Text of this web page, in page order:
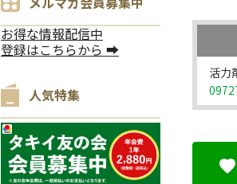
お得な情報配信中
登録はこちらから ➡
人気特集
活力